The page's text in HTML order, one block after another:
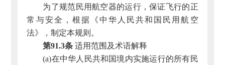
为了规范民用航空器的运行，保证飞行的正
常与安全，根据《中华人民共和国民用航空
法》，制定本规则。
第91.3条 适用范围及术语解释
(a)在中华人民共和国境内实施运行的所有民